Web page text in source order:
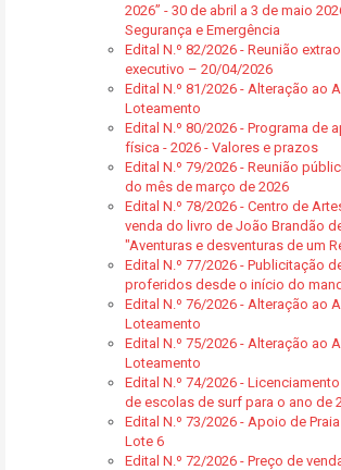
2026” - 30 de abril a 3 de maio
Segurança e Emergência
Edital N.º 82/2026 - Reunião
executivo – 20/04/2026
Edital N.º 81/2026 - Alteração ao
Loteamento
Edital N.º 80/2026 - Programa de
física - 2026 - Valores e prazos
Edital N.º 79/2026 - Reunião
do mês de março de 2026
Edital N.º 78/2026 - Centro de
venda do livro de João Brandão
"Aventuras e desventuras de um
Edital N.º 77/2026 - Publicitação
proferidos desde o início do
Edital N.º 76/2026 - Alteração ao
Loteamento
Edital N.º 75/2026 - Alteração ao
Loteamento
Edital N.º 74/2026 -
de escolas de surf para o ano de
Edital N.º 73/2026 - Apoio de
Lote 6
Edital N.º 72/2026 - Preço de